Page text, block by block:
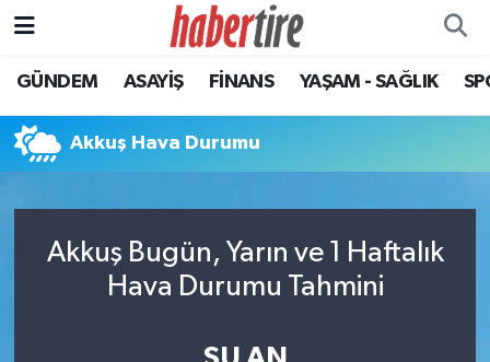
GÜNDEM ASAYİŞ FİNANS YAŞAM - SAĞLIK
Akkuş Hava Durumu
Akkuş Bugün, Yarın ve 1 Haftalık
Hava Durumu Tahmini
Tire Nöbetçi Eczaneler
Tire Hava Durumu
Süper Lig Puan Durumu ve Fikstür